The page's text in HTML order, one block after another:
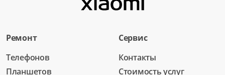
Ремонт
Телефонов
Планшетов
Сервис
Контакты
Стоимость услуг